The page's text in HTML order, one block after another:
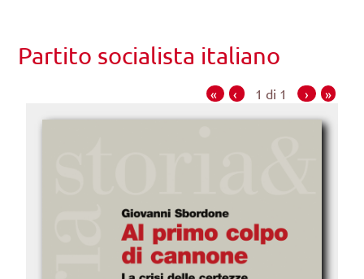
Partito socialista italiano
« ‹ 1 di 1 › »